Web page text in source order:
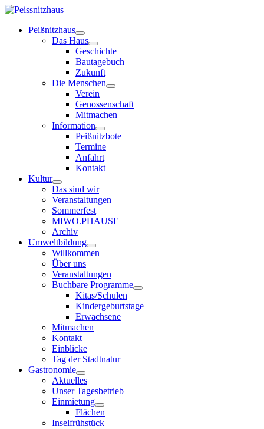
Peißnitzhaus
Das Haus
Geschichte
Bautagebuch
Zukunft
Die Menschen
Verein
Genossenschaft
Mitmachen
Information
Peißnitzbote
Termine
Anfahrt
Kontakt
Kultur
Das sind wir
Veranstaltungen
Sommerfest
MIWO.PHAUSE
Archiv
Umweltbildung
Willkommen
Über uns
Veranstaltungen
Buchbare Programme
Kitas/Schulen
Kindergeburtstage
Erwachsene
Mitmachen
Kontakt
Einblicke
Tag der Stadtnatur
Gastronomie
Aktuelles
Unser Tagesbetrieb
Einmietung
Flächen
Inselfrühstück